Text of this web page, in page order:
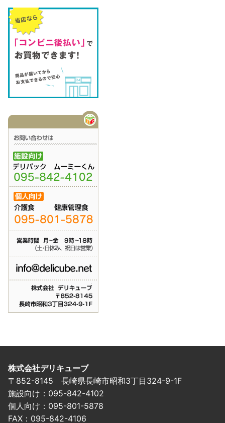
株式会社デリキューブ
〒852-8145 長崎県長崎市昭和3丁目324-9-1F
施設向け：095-842-4102
個人向け：095-801-5878
FAX：095-842-4106